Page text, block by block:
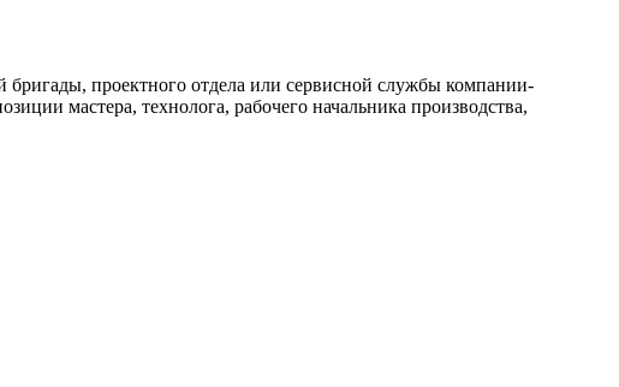
проектного отдела или сервисной службы компании-
мастера, технолога, рабочего начальника производства,